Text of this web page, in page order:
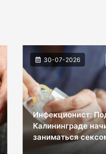
30-07-2026
Инфекционист:
Калининграде
заниматься